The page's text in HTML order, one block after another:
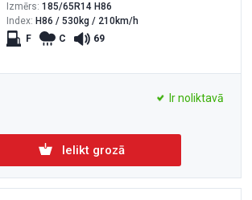
Izmērs: 185/65R14 H86
Index: H86 / 530kg / 210km/h
F
C 69
Ir noliktavā
Ielikt grozā